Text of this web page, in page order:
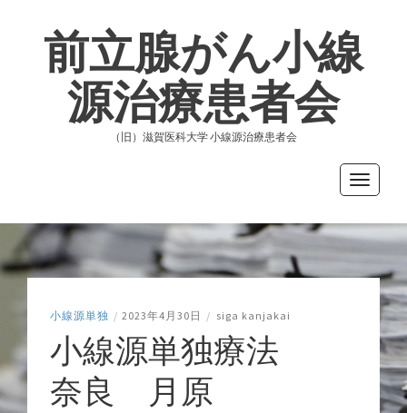
前立腺がん小線
源治療患者会
（旧）滋賀医科大学 小線源治療患者会
Toggle
小線源単独 / 2023年4月30日 / siga kanjakai
小線源単独療法
奈良 月原